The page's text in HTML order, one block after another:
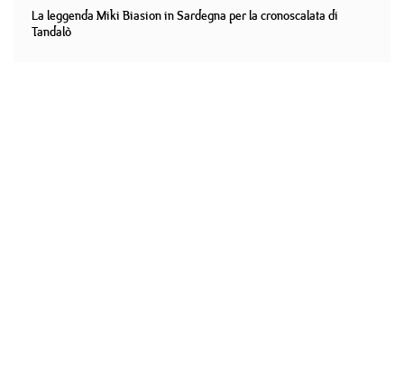
La leggenda Miki Biasion in Sardegna per la cronoscalata di
Tandalò